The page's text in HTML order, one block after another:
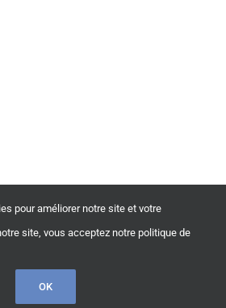
Oricom
pour améliorer notre site et votre
site, vous acceptez notre politique de
OK